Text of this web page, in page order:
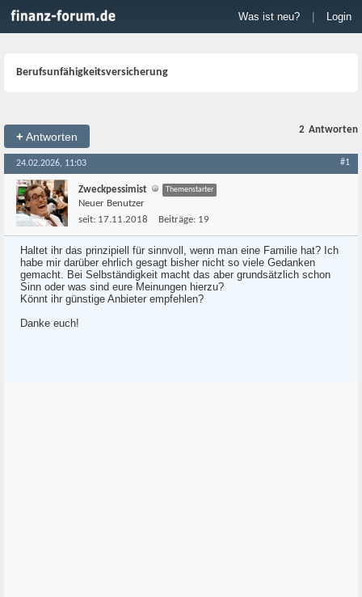
Was ist neu? Login
Berufsunfähigkeitsversicherung
+Antworten
2 Antworten
24.02.2026, 11:03 #1
Zweckpessimist Themenstarter
Neuer Benutzer
seit: 17.11.2018 Beiträge: 19
Haltet ihr das prinzipiell für sinnvoll, wenn man eine Familie hat? Ich
habe mir darüber ehrlich gesagt bisher nicht so viele Gedanken
gemacht. Bei Selbständigkeit macht das aber grundsätzlich schon
Sinn oder was sind eure Meinungen hierzu?
Könnt ihr günstige Anbieter empfehlen?
Danke euch!